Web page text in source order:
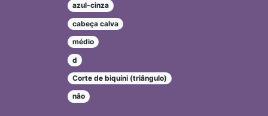
azul-cinza
cabeça calva
médio
d
Corte de biquíni (triângulo)
não